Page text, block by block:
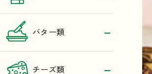
バター類
チーズ類